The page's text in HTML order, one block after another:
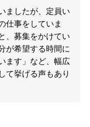
ましたが、定員い
仕事をしていま
、募集をかけてい
が希望する時間に
ます」など、幅広
て挙げる声もあり